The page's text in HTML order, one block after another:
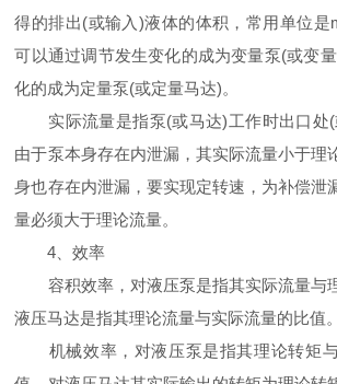
得的排出(或输入)液体的体积，常用单位是
可以通过调节发生变化的成为变量泵(或变
化的成为定量泵(或定量马达)。
实际流量是指泵(或马达)工作时出口处(
由于泵本身存在内泄漏，其实际流量小于理
身也存在内泄漏，要实现定转速，为补偿泄
量必须大于理论流量。
4、效率
容积效率，对液压泵是指其实际流量与
液压马达是指其理论流量与实际流量的比值。
机械效率，对液压泵是指其理论转矩与